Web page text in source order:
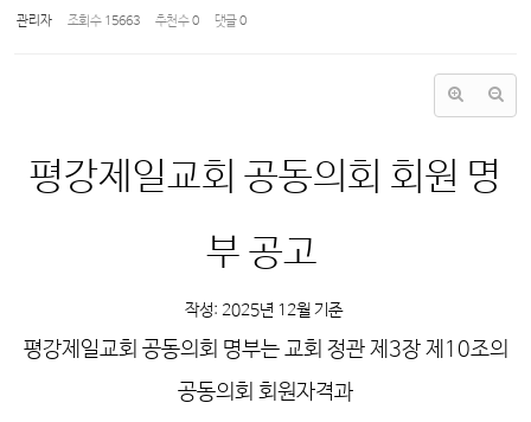
관리자 조회 수 15663 추천 수0 댓글0
평강제일교회 공동의회 회원 명
부 공고
작성: 2025년 12월 기준
평강제일교회 공동의회 명부는 교회 정관 제3장 제10조의
공동의회 회원자격과